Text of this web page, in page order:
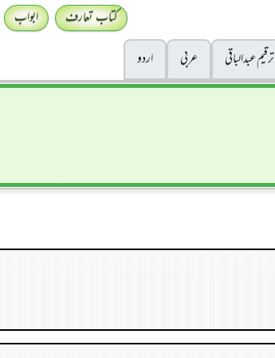
کتاب تعارف ابواب
ترقيم عبدالباقی عربی
اردو